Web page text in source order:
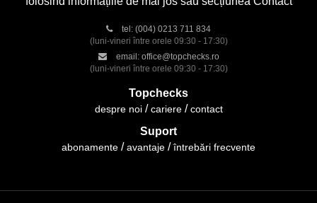
tel: (004) 0213 711 834
(luni-vineri între orele 09:30 - 17:30)
email: office@topchecks.ro
(luni-vineri între orele 09:30 - 17:30)
Topchecks
despre noi cariere contact
Suport
abonamente avantaje întrebări frecvente